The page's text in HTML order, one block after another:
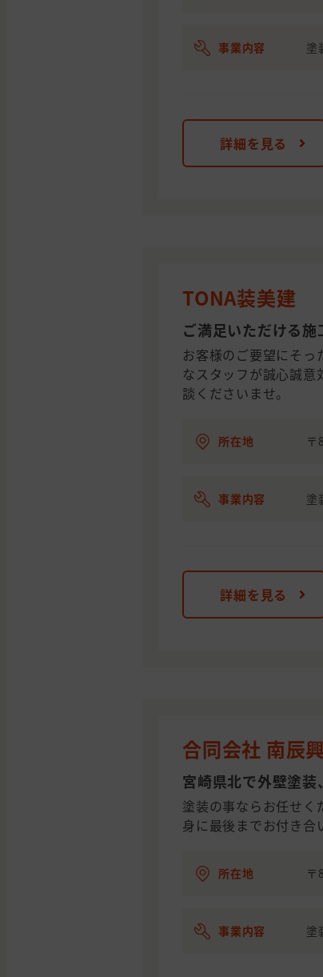
事業内容 塗
詳細を見る
TONA装美建
ご満足いただける施
お客様のご要望にそ
なスタッフが誠心誠
談くださいませ。
所在地 〒
事業内容 塗
詳細を見る
合同会社 南辰
宮崎県北で外壁塗装
塗装の事ならお任せく
身に最後までお付き合
所在地 〒
事業内容 塗